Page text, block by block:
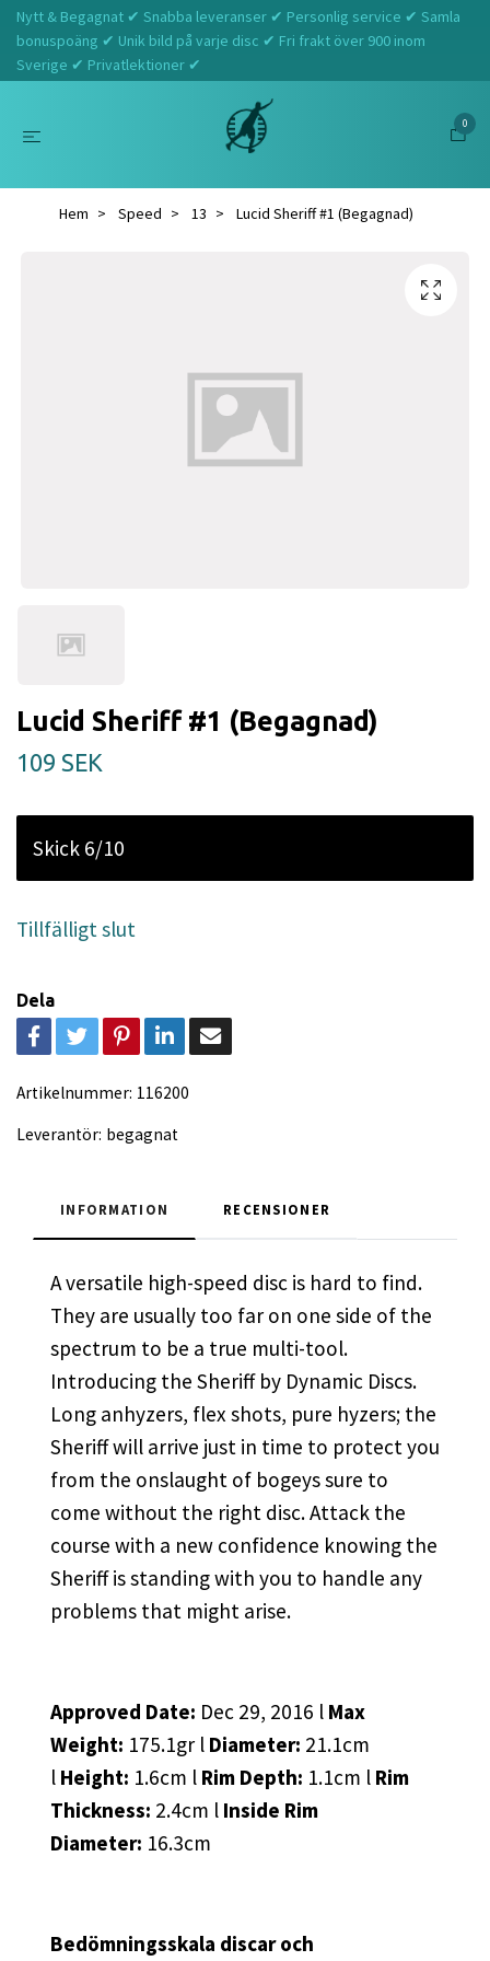
Nytt & Begagnat ✔ Snabba leveranser ✔ Personlig service ✔ Samla
bonuspoäng ✔ Unik bild på varje disc ✔ Fri frakt över 900 inom
Sverige ✔ Privatlektioner ✔
0
Hem Speed 13 Lucid Sheriff #1 (Begagnad)
Lucid Sheriff #1 (Begagnad)
109 SEK
Skick 6/10
Tillfälligt slut
Dela
Artikelnummer: 116200
Leverantör: begagnat
INFORMATION RECENSIONER
A versatile high-speed disc is hard to find.
They are usually too far on one side of the
spectrum to be a true multi-tool.
Introducing the Sheriff by Dynamic Discs.
Long anhyzers, flex shots, pure hyzers; the
Sheriff will arrive just in time to protect you
from the onslaught of bogeys sure to
come without the right disc. Attack the
course with a new confidence knowing the
Sheriff is standing with you to handle any
problems that might arise.
Approved Date: Dec 29, 2016 l Max
Weight: 175.1gr l Diameter: 21.1cm
l Height: 1.6cm l Rim Depth: 1.1cm l Rim
Thickness: 2.4cm l Inside Rim
Diameter: 16.3cm
Bedömningsskala discar och